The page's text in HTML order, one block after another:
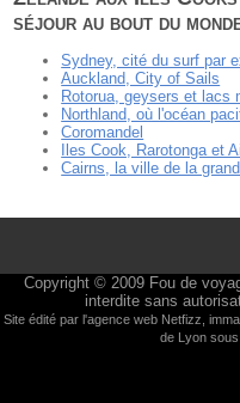
séjour au bout du
Sydney, cité du surf par
Auckland, City of Sails
Rotorua, geysers et lacs
Northland, où l'océan
Coromandel
Iles Cook, Rarotonga et
Cairns, la ville de la
Copyright © 2009 Fou de
interdite sans
Site édité par l'agence web Netfizz ,
de Lyon